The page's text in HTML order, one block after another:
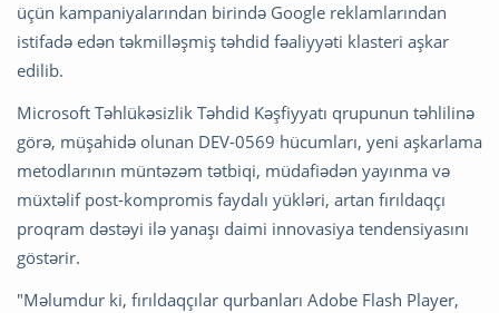
üçün kampaniyalarından birində Google reklamlarından
istifadə edən təkmilləşmiş təhdid fəaliyyəti klasteri aşkar
edilib.
Microsoft Təhlükəsizlik Təhdid Kəşfiyyatı qrupunun təhlilinə
görə, müşahidə olunan DEV-0569 hücumları, yeni aşkarlama
metodlarının müntəzəm tətbiqi, müdafiədən yayınma və
müxtəlif post-kompromis faydalı yükləri, artan fırıldaqçı
proqram dəstəyi ilə yanaşı daimi innovasiya tendensiyasını
göstərir.
"Məlumdur ki, fırıldaqçılar qurbanları Adobe Flash Player,